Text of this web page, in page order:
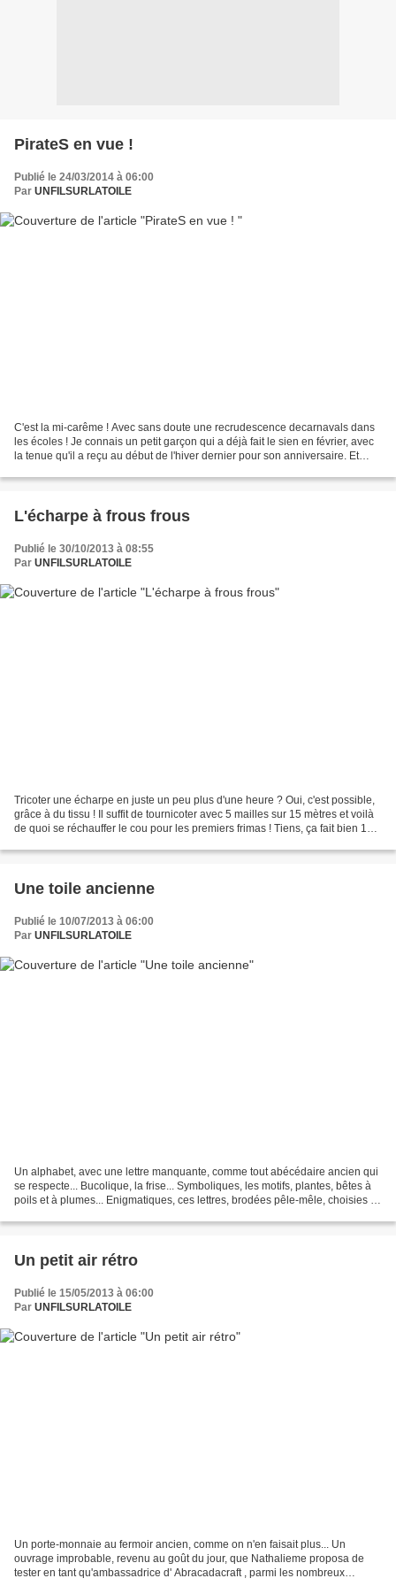
PirateS en vue !
Publié le 24/03/2014 à 06:00
Par UNFILSURLATOILE
C'est la mi-carême ! Avec sans doute une recrudescence decarnavals dans
les écoles ! Je connais un petit garçon qui a déjà fait le sien en février, avec
la tenue qu'il a reçu au début de l'hiver dernier pour son anniversaire. Et
L'écharpe à frous frous
Publié le 30/10/2013 à 08:55
Par UNFILSURLATOILE
Tricoter une écharpe en juste un peu plus d'une heure ? Oui, c'est possible,
grâce à du tissu ! Il suffit de tournicoter avec 5 mailles sur 15 mètres et voilà
de quoi se réchauffer le cou pour les premiers frimas ! Tiens, ça fait bien 10
Une toile ancienne
Publié le 10/07/2013 à 06:00
Par UNFILSURLATOILE
Un alphabet, avec une lettre manquante, comme tout abécédaire ancien qui
se respecte... Bucolique, la frise... Symboliques, les motifs, plantes, bêtes à
poils et à plumes... Enigmatiques, ces lettres, brodées pêle-mêle, choisies tel
Un petit air rétro
Publié le 15/05/2013 à 06:00
Par UNFILSURLATOILE
Un porte-monnaie au fermoir ancien, comme on n'en faisait plus... Un
ouvrage improbable, revenu au goût du jour, que Nathalieme proposa de
tester en tant qu'ambassadrice d' Abracadacraft , parmi les nombreux